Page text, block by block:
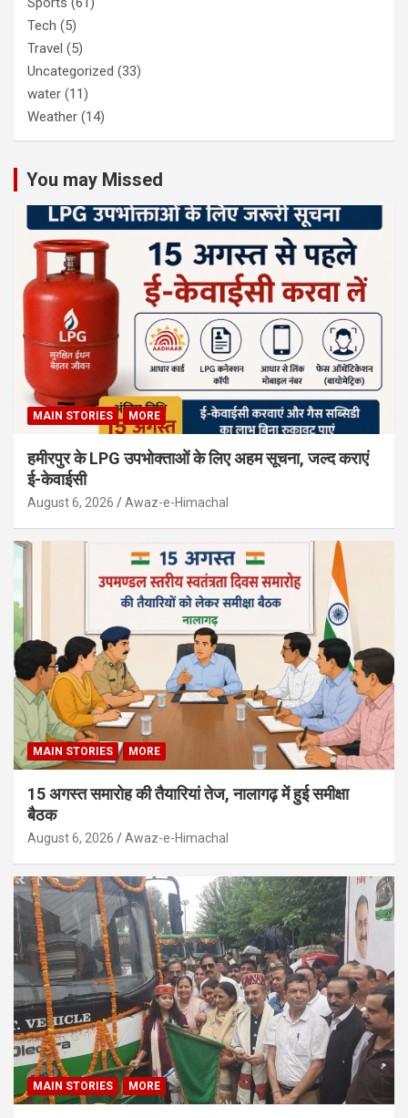
Tech (5)
Travel (5)
Uncategorized (33)
water (11)
Weather (14)
You may Missed
MAIN STORIES MORE
हमीरपुर के LPG उपभोक्ताओं के लिए अहम सूचना, जल्द कराएं
ई-केवाईसी
August 6, 2026 Awaz-e-Himachal
MAIN STORIES MORE
15 अगस्त समारोह की तैयारियां तेज, नालागढ़ में हुई समीक्षा
बैठक
August 6, 2026 Awaz-e-Himachal
MAIN STORIES MORE